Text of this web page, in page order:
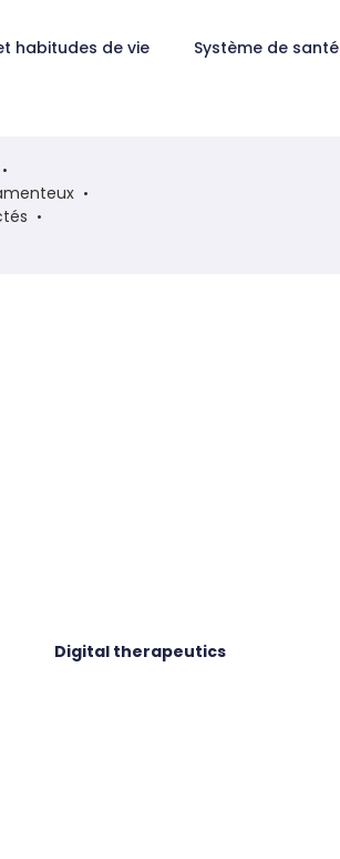
habitudes de vie Système de santé
Digital therapeutics